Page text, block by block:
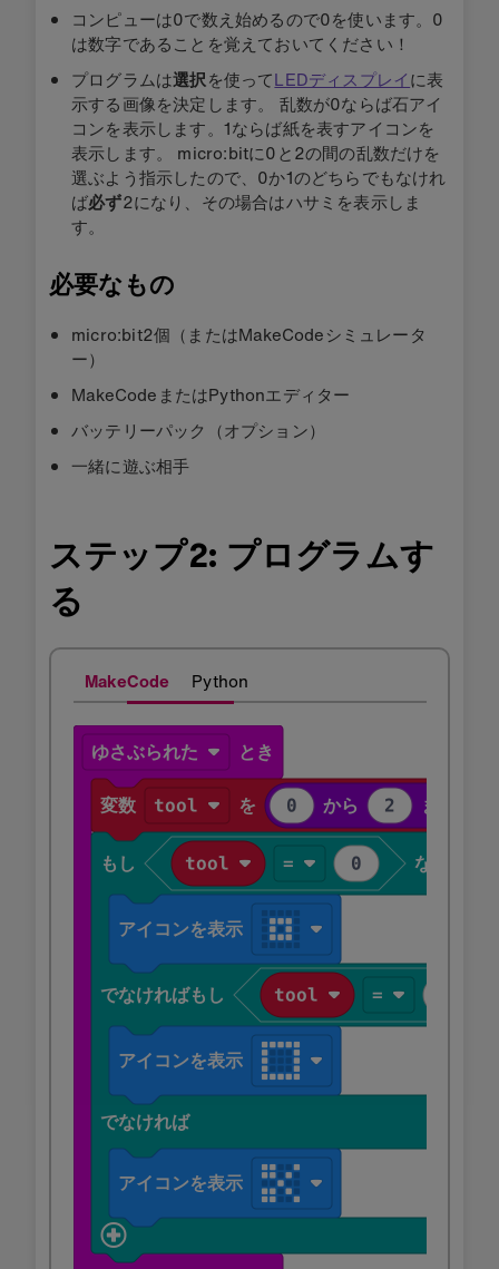
コンピューは0で数え始めるので0を使います。0
は数字であることを覚えておいてください！
プログラムは選択を使ってLEDディスプレイに表
示する画像を決定します。 乱数が0ならば石アイ
コンを表示します。1ならば紙を表すアイコンを
表示します。 micro:bitに0と2の間の乱数だけを
選ぶよう指示したので、0か1のどちらでもなけれ
ば必ず2になり、その場合はハサミを表示しま
す。
必要なもの
micro:bit2個（またはMakeCodeシミュレータ
ー）
MakeCodeまたはPythonエディター
バッテリーパック（オプション）
一緒に遊ぶ相手
ステップ2: プログラムす
る
MakeCode Python